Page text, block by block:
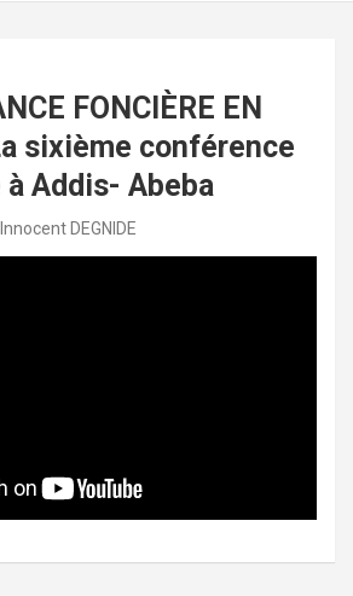
FONCIÈRE EN
sixième conférence
à Addis- Abeba
Innocent DEGNIDE